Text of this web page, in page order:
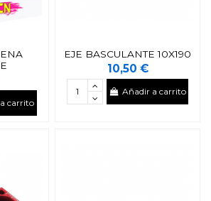
carrito
EJE BASCULANTE 10X190
10,50 €
Añadir a carrito